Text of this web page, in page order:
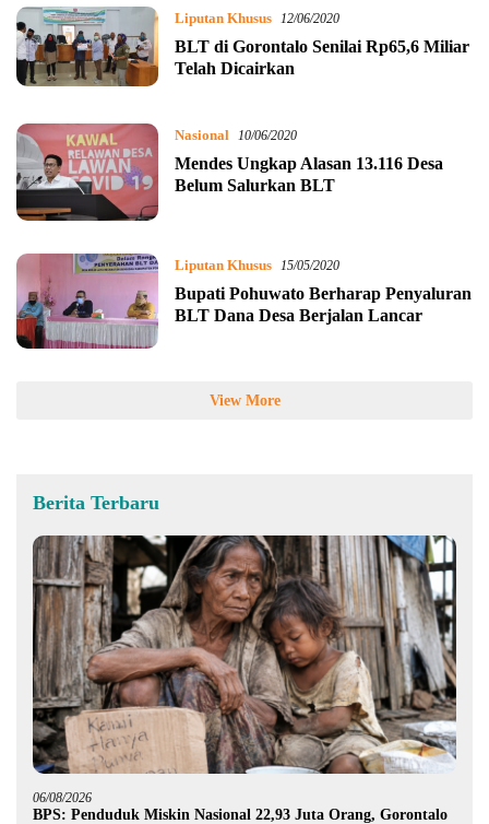
Liputan Khusus 12/06/2020
BLT di Gorontalo Senilai Rp65,6 Miliar
Telah Dicairkan
Nasional 10/06/2020
Mendes Ungkap Alasan 13.116 Desa
Belum Salurkan BLT
Liputan Khusus 15/05/2020
Bupati Pohuwato Berharap Penyaluran
BLT Dana Desa Berjalan Lancar
View More
Berita Terbaru
06/08/2026
BPS: Penduduk Miskin Nasional 22,93 Juta Orang, Gorontalo